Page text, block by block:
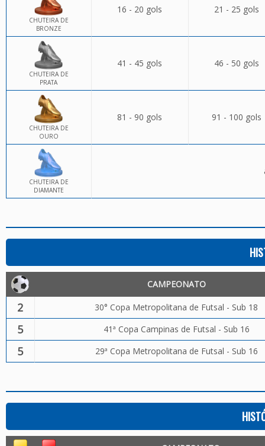
CHUTEIRA DE
BRONZE
16 - 20 gols 21 - 25 gols
CHUTEIRA DE
PRATA
41 - 45 gols 46 - 50 gols
CHUTEIRA DE
OURO
81 - 90 gols 91 - 100 gols
CHUTEIRA DE
DIAMANTE
CAMPEONATO
2 30° Copa Metropolitana de Futsal - Sub 18
5 41ª Copa Campinas de Futsal - Sub 16
5 29ª Copa Metropolitana de Futsal - Sub 16